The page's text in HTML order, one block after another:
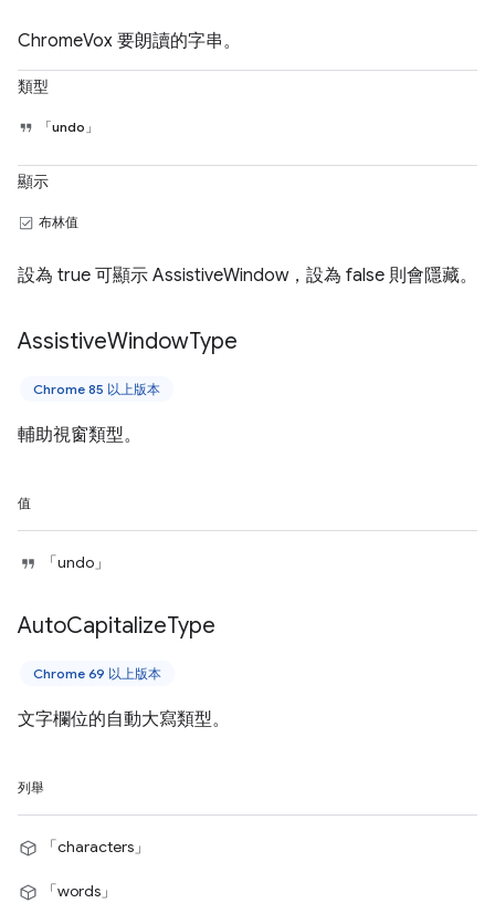
ChromeVox 要朗讀的字串。
類型
「undo」
顯示
布林值
設為 true 可顯示 AssistiveWindow，設為 false 則會隱藏。
AssistiveWindowType
Chrome 85 以上版本
輔助視窗類型。
值
「undo」
AutoCapitalizeType
Chrome 69 以上版本
文字欄位的自動大寫類型。
列舉
「characters」
「words」